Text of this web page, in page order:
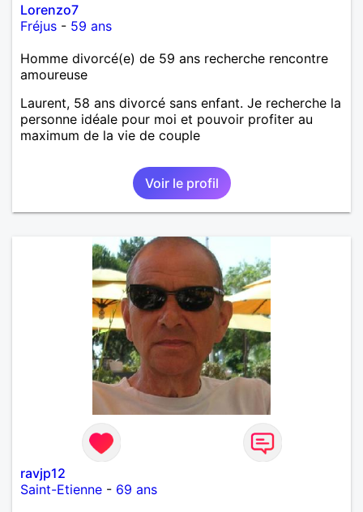
Lorenzo7
Fréjus - 59 ans
Homme divorcé(e) de 59 ans recherche rencontre
amoureuse
Laurent, 58 ans divorcé sans enfant. Je recherche la
personne idéale pour moi et pouvoir profiter au
maximum de la vie de couple
Voir le profil
ravjp12
Saint-Etienne - 69 ans